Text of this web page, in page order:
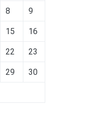
8 9
15 16
22 23
29 30